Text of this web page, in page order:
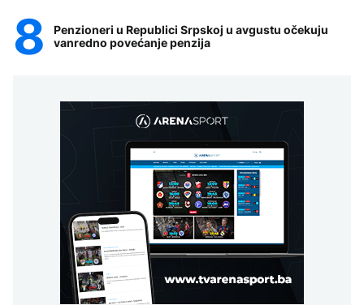
Penzioneri u Republici Srpskoj u avgustu očekuju
vanredno povećanje penzija